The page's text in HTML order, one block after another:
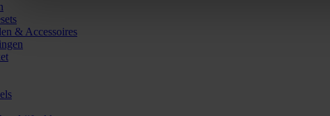
& Accessoires